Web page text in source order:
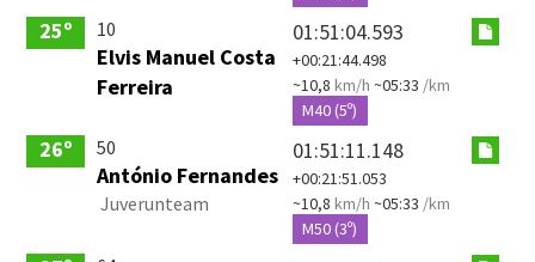
25º 10
Elvis Manuel Costa
Ferreira
01:51:04.593
+00:21:44.498
~10,8 km/h ~05:33 /km
M40 (5º)
26º 50
António Fernandes
Juverunteam
01:51:11.148
+00:21:51.053
~10,8 km/h ~05:33 /km
M50 (3º)